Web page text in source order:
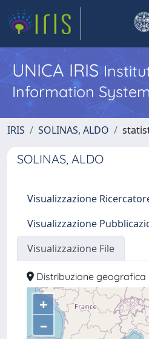
UNICA IRIS
Information
IRIS SOLINAS, ALDO
SOLINAS, ALDO
Visualizzazione
Visualizzazione
Visualizzazione File
Distribuzione geografica
+
–